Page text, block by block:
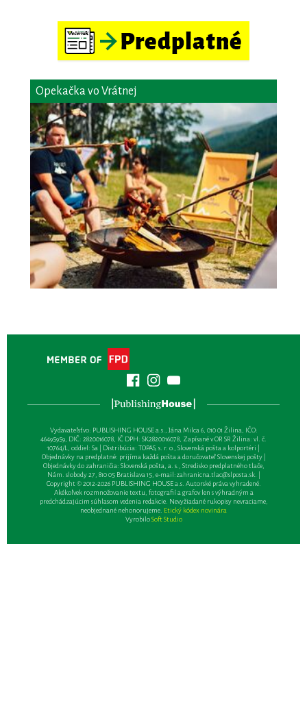
Opekačka vo Vrátnej
Vydavateľsťvo: PUBLISHING HOUSE a.s., Jána Milca 6, 010 01 Žilina, IČO:
46495959, DIČ: 2820016078, IČ DPH: SK2820016078, Zapísané v OR SR Žilina: vl. č.
10764/L, oddiel: Sa | Distribúcia: TOPAS, s. r. o., Slovenská pošta a kolportéri |
Objednávky na predplatné: prijíma každá pošta a doručovateľ Slovenskej pošty |
Objednávky do zahraničia: Slovenská pošta, a. s., Stredisko predplatného tlače,
Nám. slobody 27, 810 05 Bratislava 15, e-mail:zahranicna.tlac@slposta.sk. |
Copyright © 2012-2026 PUBLISHING HOUSE a.s. Autorské práva vyhradené.
Akékoľvek rozmnožovanie textu, fotografií a grafov len s výhradným a
predchádzajúcim súhlasom vedenia redakcie. Nevyžiadané rukopisy nevraciame,
neobjednané nehonorujeme. Etický kódex novinára
VyrobiloSoft Studio